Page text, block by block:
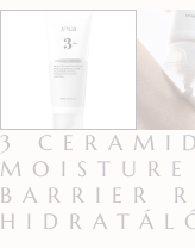
3
BARRIER